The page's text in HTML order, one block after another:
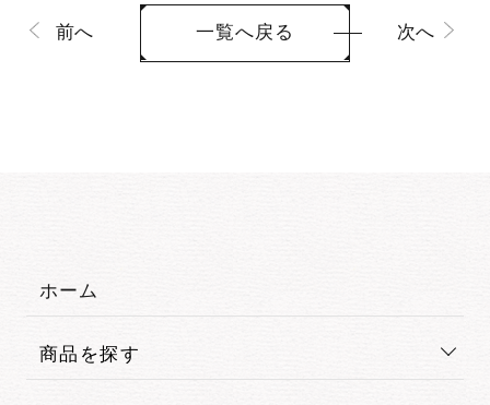
前へ 一覧へ戻る 次へ
ホーム
商品を探す